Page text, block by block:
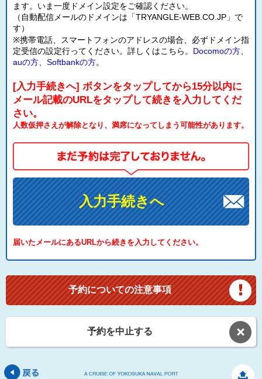
ます。いま一度ドメイン設定をご確認ください。
（自動配信メールのドメインは「TRYANGLE-WEB.CO.JP」で
す）
※携帯電話、スマートフォンのアドレスの場合、必ずドメイン指
定受信の設定行ってください。詳しくはこちら。 Docomoの方
auの方
Softbankの方。
[入力手続きへ] ボタンをタップしてから15分以内に
メール記載のURLをタップして続きを入力してくだ
さい。
人数仮押さえが解除となり、満席になってしまう可能性があります。
入力手続きへ
届いたメールにあるURLから続きを入力してください。
予約についての注意事項
予約を中止する